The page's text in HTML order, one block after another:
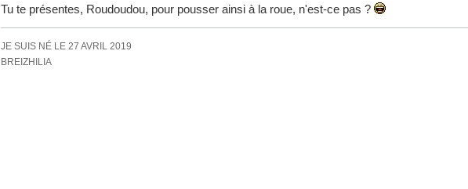
Tu te présentes, Roudoudou, pour pousser ainsi à la roue, n'est-ce pas ?
JE SUIS NÉ LE 27 AVRIL 2019
BREIZHILIA